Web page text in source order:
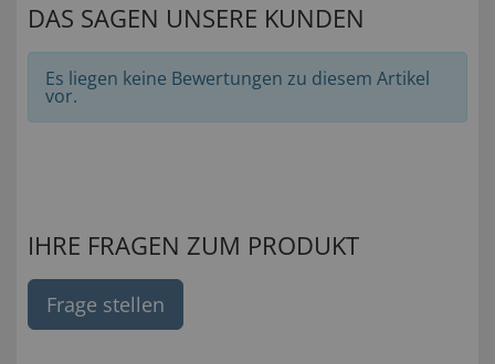
DAS SAGEN UNSERE KUNDEN
Es liegen keine Bewertungen zu diesem Artikel
vor.
IHRE FRAGEN ZUM PRODUKT
Frage stellen